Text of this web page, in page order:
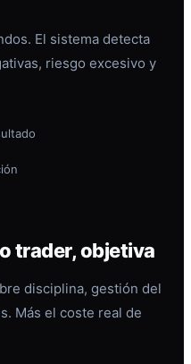
El sistema detecta
riesgo excesivo y
trader, objetiva
disciplina, gestión del
Más el coste real de